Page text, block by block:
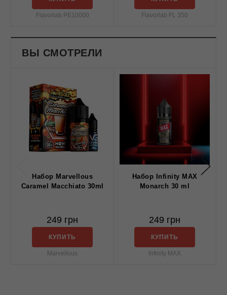
Flavorlab PE10000 Flavorlab FL 350
ВЫ СМОТРЕЛИ
Набор Marvellous
Caramel Macchiato 30ml
249 грн
КУПИТЬ
Marvellous
Набор Infinity MAX
Monarch 30 ml
249 грн
КУПИТЬ
Infinity MAX